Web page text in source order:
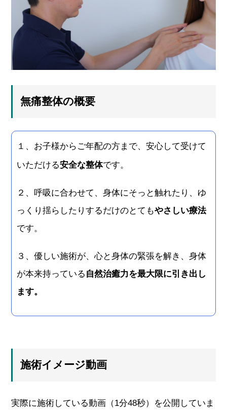
無痛整体の概要
１、お子様からご年配の方まで、安心して受けて
いただける安全な整体です。
２、呼吸に合わせて、身体にそっと触れたり、ゆ
っくり揺らしたりするだけのとてもやさしい療法
です。
３、優しい施術が、心と身体の緊張を解き、身体
が本来持っている 自然治癒力を最大限に引き出し
ます。
施術イメージ動画
実際に施術している動画（1分48秒）を公開していま